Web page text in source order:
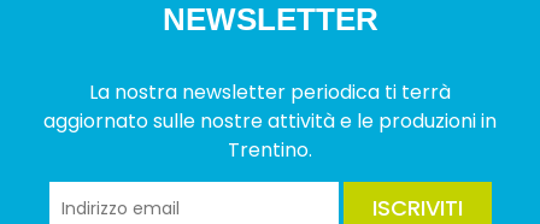
NEWSLETTER
La nostra newsletter periodica ti terrà
aggiornato sulle nostre attività e le produzioni in
Trentino.
ISCRIVITI